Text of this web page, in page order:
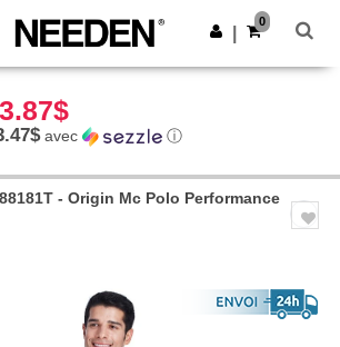
sur l’app !
Obtenir l'appli
0
avec ⓘ
88181T - Origin Mc Polo Performance